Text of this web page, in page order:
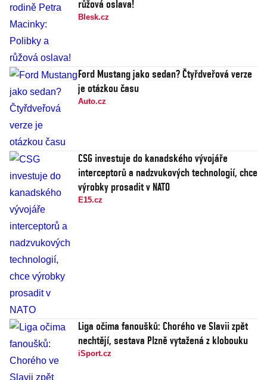
růžová oslava!
Blesk.cz
Ford Mustang jako sedan? Čtyřdveřová verze
je otázkou času
Auto.cz
CSG investuje do kanadského vývojáře
interceptorů a nadzvukových technologií, chce
výrobky prosadit v NATO
E15.cz
Liga očima fanoušků: Chorého ve Slavii zpět
nechtějí, sestava Plzně vytažená z klobouku
iSport.cz